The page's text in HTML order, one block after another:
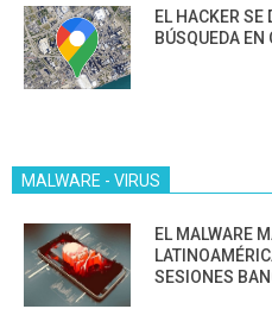
EL HACKER
BÚSQUEDA EN
MALWARE - VIRUS
EL MALWARE
SESIONES